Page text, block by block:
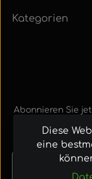
Kategorien
Abonnieren Sie
Diese
eine